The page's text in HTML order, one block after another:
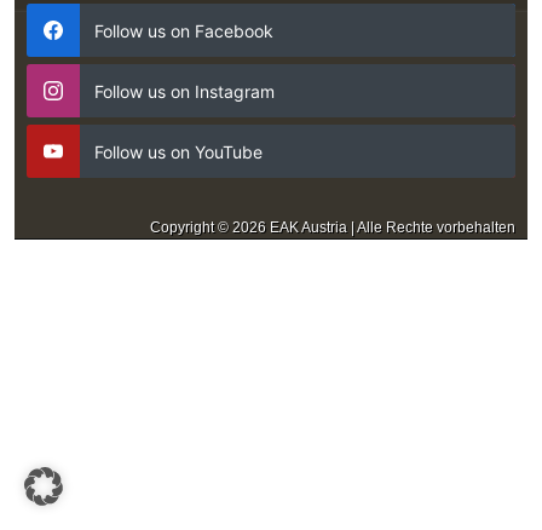
Follow us on Facebook
Follow us on Instagram
Follow us on YouTube
Copyright © 2026 EAK Austria | Alle Rechte vorbehalten